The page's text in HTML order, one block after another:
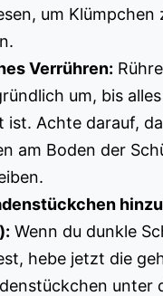
um Klümpchen
Verrühren:
um, bis
ist. Achte darauf,
am Boden der
Wenn du dunkle
hebe jetzt die
unter